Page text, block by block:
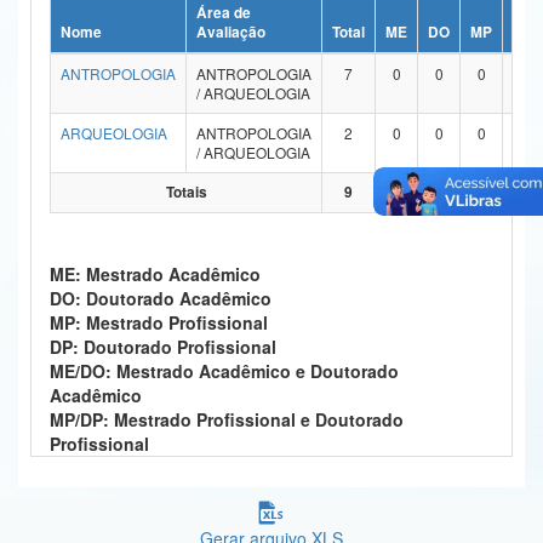
Ministério da Ciência, Tecnologia, Inovações e Comunicações
Ministério do Meio Ambiente
Ministério do Turismo
Ministério do Desenvolvimento Regional
Ministério da Mulher, da Família e dos Direitos Humanos
Secretaria-Geral
Secretaria de Governo
Gabinete de Segurança Institucional
Nome
Área de
Avaliação
Total ME DO MP
ANTROPOLOGIA
ANTROPOLOGIA
/ ARQUEOLOGIA
7 0 0 0
ARQUEOLOGIA
ANTROPOLOGIA
/ ARQUEOLOGIA
2 0 0 0
Totais 9 0 0 0 0
ME: Mestrado Acadêmico
DO: Doutorado Acadêmico
MP: Mestrado Profissional
DP: Doutorado Profissional
ME/DO: Mestrado Acadêmico e Doutorado
Acadêmico
MP/DP: Mestrado Profissional e Doutorado
Profissional
Gerar arquivo XLS